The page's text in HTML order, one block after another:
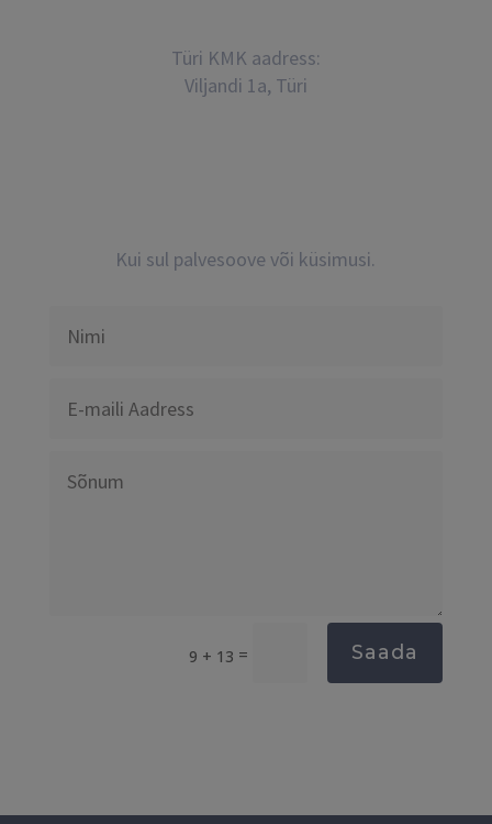
Türi KMK aadress:
Viljandi 1a, Türi
Kui sul palvesoove või küsimusi.
9 + 13 = Saada